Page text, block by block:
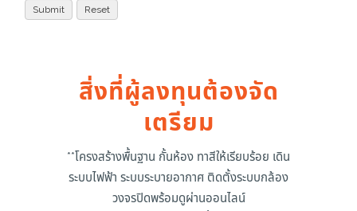
สิ่งที่ผู้ลงทุนต้องจัด
เตรียม
**โครงสร้างพื้นฐาน กั้นห้อง ทาสีให้เรียบร้อย เดิน
ระบบไฟฟ้า ระบบระบายอากาศ ติดตั้งระบบกล้อง
วงจรปิดพร้อมดูผ่านออนไลน์